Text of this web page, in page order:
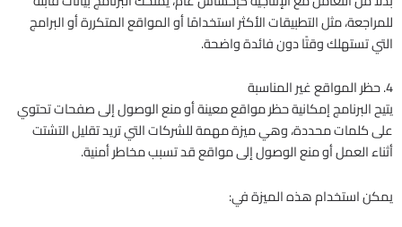
للمراجعة، مثل التطبيقات الأكثر استخدامًا أو المواقع المتكررة أو البرامج
التي تستهلك وقتًا دون فائدة واضحة.
4. حظر المواقع غير المناسبة
يتيح البرنامج إمكانية حظر مواقع معينة أو منع الوصول إلى صفحات تحتوي
على كلمات محددة، وهي ميزة مهمة للشركات التي تريد تقليل التشتت
أثناء العمل أو منع الوصول إلى مواقع قد تسبب مخاطر أمنية.
يمكن استخدام هذه الميزة في: